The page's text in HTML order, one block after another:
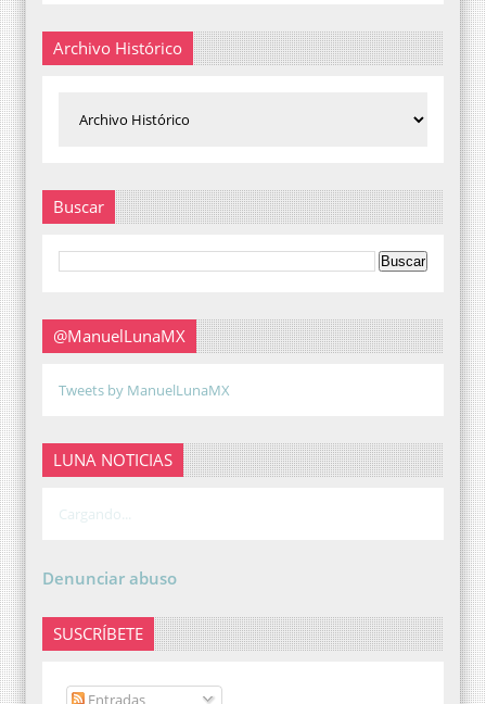
Archivo Histórico
Buscar
@ManuelLunaMX
Tweets by ManuelLunaMX
LUNA NOTICIAS
Cargando...
Denunciar abuso
SUSCRÍBETE
Entradas